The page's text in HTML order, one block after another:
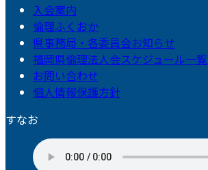
入会案内
倫理ふくおか
県事務局・各委員会お知らせ
福岡県倫理法人会スケジュール一覧
お問い合わせ
個人情報保護方針
すなお